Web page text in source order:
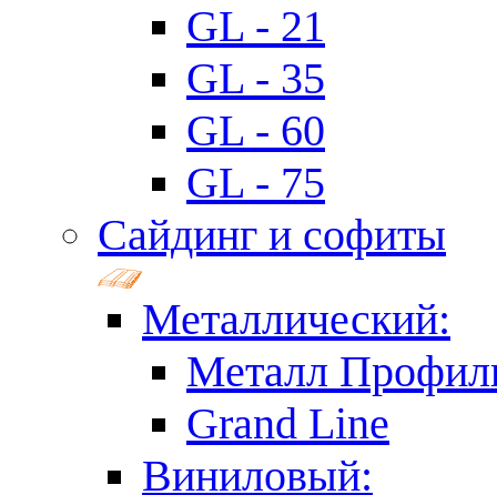
GL - 21
GL - 35
GL - 60
GL - 75
Сайдинг и софиты
Металлический:
Металл
Grand Line
Виниловый: